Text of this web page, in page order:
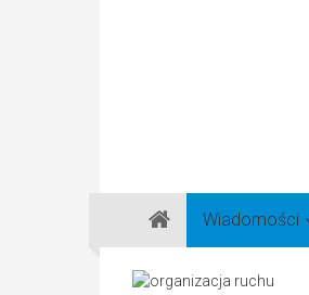
Gazeta
Regionalna
Częstochowa,
Wiadomości